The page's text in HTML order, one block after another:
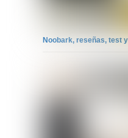
Noobark, reseñas, test